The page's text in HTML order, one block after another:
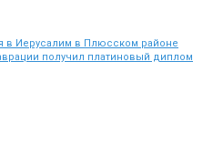
в Иерусалим в Плюсском районе
получил платиновый диплом